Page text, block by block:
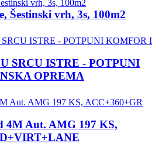
Šestinski vrh, 3s, 100m2
SRCU ISTRE - POTPUNI
OPREMA
4M Aut. AMG 197 KS,